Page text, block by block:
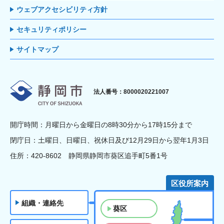
ウェブアクセシビリティ方針
セキュリティポリシー
サイトマップ
静岡市
法人番号：8000020221007
開庁時間：月曜日から金曜日の8時30分から17時15分まで
閉庁日：土曜日、日曜日、祝休日及び12月29日から翌年1月3日
住所：420-8602 静岡県静岡市葵区追手町5番1号
組織・連絡先
区役所案内
葵区